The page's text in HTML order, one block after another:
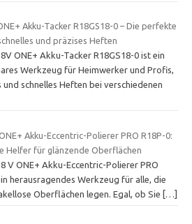
Akku-Tacker R18GS18-0 – Die perfekte
und präzises Heften
ONE+ Akku-Tacker R18GS18-0 ist ein
Werkzeug für Heimwerker und Profis,
und schnelles Heften bei verschiedenen
Akku-Eccentric-Polierer PRO R18P-0:
Helfer für glänzende Oberflächen
V ONE+ Akku-Eccentric-Polierer PRO
herausragendes Werkzeug für alle, die
Oberflächen legen. Egal, ob Sie […]